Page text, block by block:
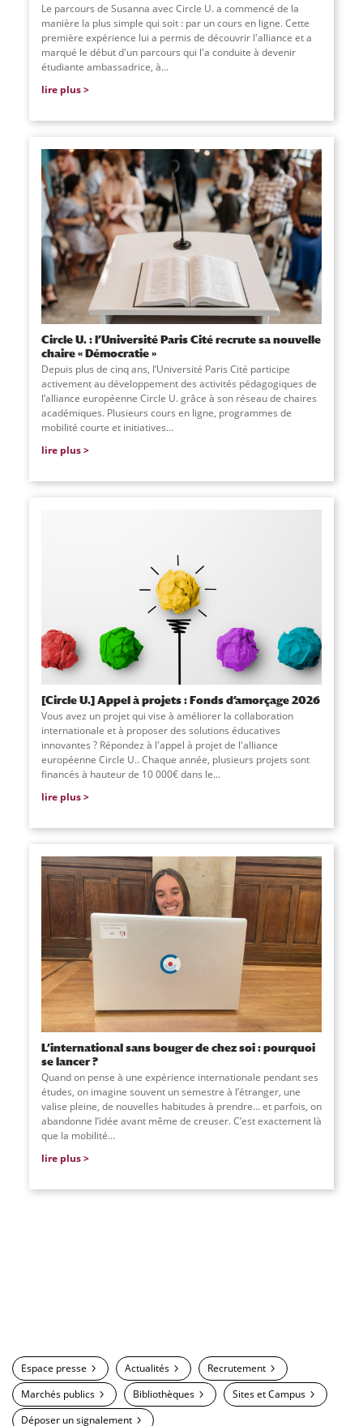
Le parcours de Susanna avec Circle U. a commencé de la
manière la plus simple qui soit : par un cours en ligne. Cette
première expérience lui a permis de découvrir l'alliance et a
marqué le début d'un parcours qui l'a conduite à devenir
étudiante ambassadrice, à...
lire plus
Circle U. : l’Université Paris Cité recrute sa nouvelle
chaire « Démocratie »
Depuis plus de cinq ans, l’Université Paris Cité participe
activement au développement des activités pédagogiques de
l’alliance européenne Circle U. grâce à son réseau de chaires
académiques. Plusieurs cours en ligne, programmes de
mobilité courte et initiatives...
lire plus
[Circle U.] Appel à projets : Fonds d’amorçage 2026
Vous avez un projet qui vise à améliorer la collaboration
internationale et à proposer des solutions éducatives
innovantes ? Répondez à l'appel à projet de l'alliance
européenne Circle U.. Chaque année, plusieurs projets sont
financés à hauteur de 10 000€ dans le...
lire plus
L’international sans bouger de chez soi : pourquoi
se lancer ?
Quand on pense à une expérience internationale pendant ses
études, on imagine souvent un semestre à l’étranger, une
valise pleine, de nouvelles habitudes à prendre… et parfois, on
abandonne l’idée avant même de creuser. C’est exactement là
que la mobilité...
lire plus
Espace presse Actualités
Recrutement
Marchés publics
Bibliothèques
Sites et Campus
Déposer un signalement